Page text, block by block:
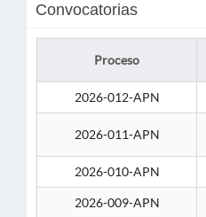
Convocatorias
Proceso
2026-012-APN
2026-011-APN
2026-010-APN
2026-009-APN